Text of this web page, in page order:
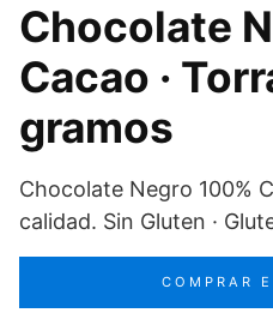
Chocolate
Cacao ·
gramos
Chocolate Negro 100%
calidad. Sin Gluten ·
COMPRAR